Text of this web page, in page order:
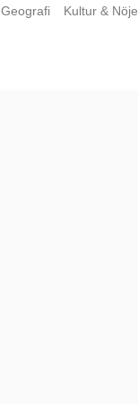
Geografi Kultur & Nöje